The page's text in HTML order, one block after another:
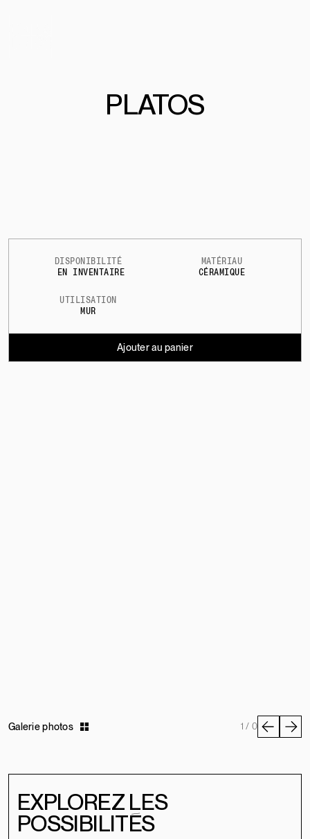
PLATOS
DISPONIBILITÉ
EN INVENTAIRE
MATÉRIAU
CÉRAMIQUE
UTILISATION
MUR
Ajouter au panier
Galerie photos 1 / 0
EXPLOREZ LES
POSSIBILITÉS